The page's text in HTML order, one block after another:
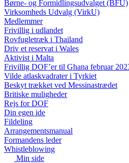
Børne- og Formidlingsudvalget (BFU)
Virksomheds Udvalg (VirkU)
Medlemmer
Frivillig i udlandet
Rovfugletræk i Thailand
Driv et reservat i Wales
Aktivist i Malta
Frivillig DOF’er til Ghana februar
Vilde atlaskvadrater i Tyrkiet
Beskyt trækket ved Messinastrædet
Britiske muligheder
Rejs for DOF
Din egen ide
Fildeling
Arrangementsmanual
Formandens leder
Whistleblowing
Min side